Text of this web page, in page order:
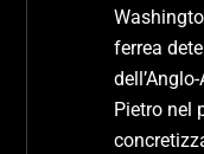
ferrea
Pietro nel